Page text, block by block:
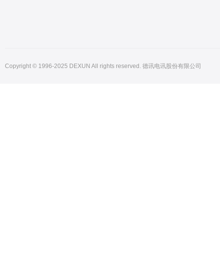
Copyright © 1996-2025 DEXUN All rights reserved. 德讯电讯股份有限公司